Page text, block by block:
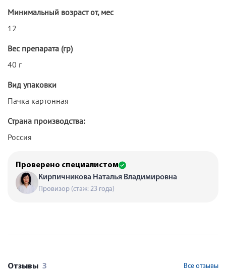
Минимальный возраст от, мес
12
Вес препарата (гр)
40 г
Вид упаковки
Пачка картонная
Страна производства:
Россия
Проверено специалистом
Кирпичникова Наталья Владимировна
Провизор (стаж: 23 года)
Отзывы 3
Все отзывы